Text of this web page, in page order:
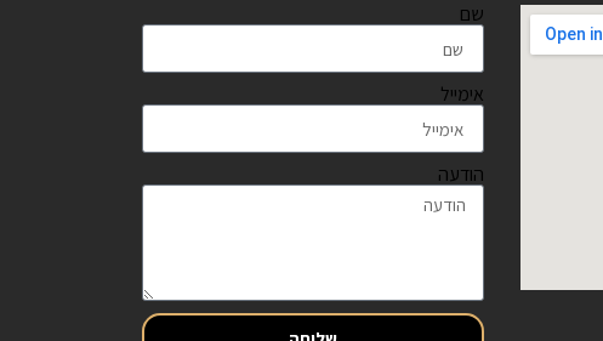
שם
אימייל
הודעה